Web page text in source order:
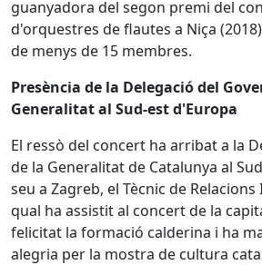
guanyadora del segon premi del
d'orquestres de flautes a Niça
de menys de 15 membres.
Presència de la Delegació del
Generalitat al Sud-est d'Europa
El ressò del concert ha arribat a la
de la Generalitat de Catalunya al
seu a Zagreb, el Tècnic de
qual ha assistit al concert de la
felicitat la formació calderina i ha
alegria per la mostra de cultura